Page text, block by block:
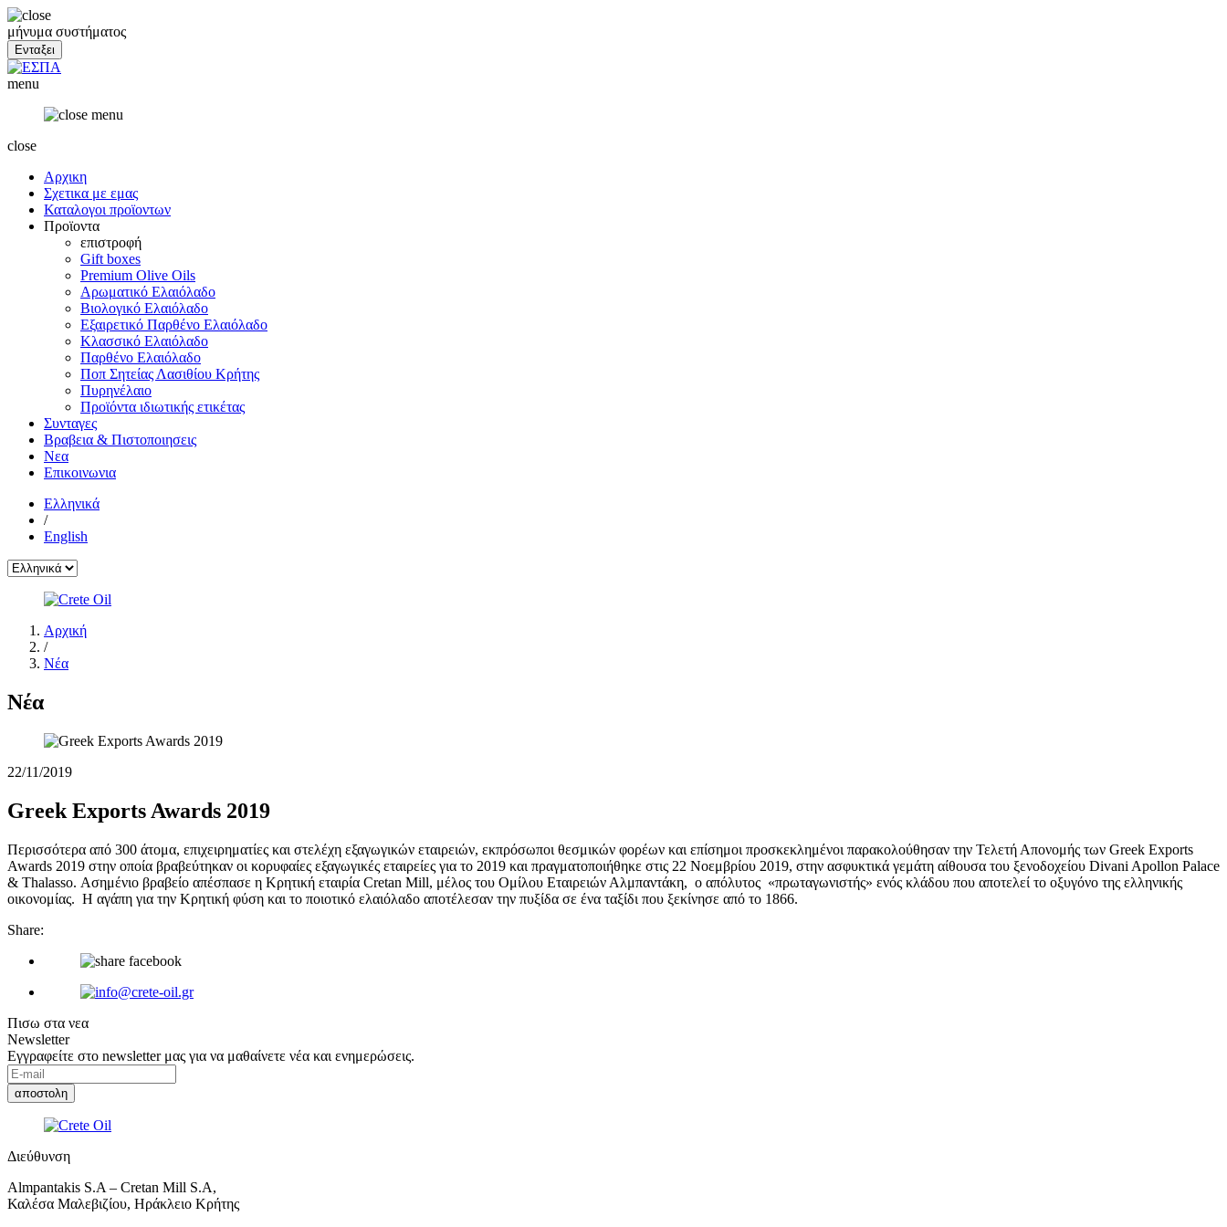
μήνυμα συστήματος
menu
close
Αρχικη
Σχετικα με εμας
Καταλογοι προϊοντων
Προϊοντα
επιστροφή
Gift boxes
Premium Olive Oils
Αρωματικό Ελαιόλαδο
Βιολογικό Ελαιόλαδο
Εξαιρετικό Παρθένο Ελαιόλαδο
Κλασσικό Ελαιόλαδο
Παρθένο Ελαιόλαδο
Ποπ Σητείας Λασιθίου Κρήτης
Πυρηνέλαιο
Προϊόντα ιδιωτικής ετικέτας
Συνταγες
Βραβεια & Πιστοποιησεις
Νεα
Επικοινωνια
Ελληνικά
/
English
Αρχική
/
Νέα
Νέα
22/11/2019
Greek Exports Awards 2019
Περισσότερα από 300 άτομα, επιχειρηματίες και στελέχη εξαγωγικών εταιρειών, εκπρόσωποι θεσμικών φορέων και επίσημοι προσκεκλημένοι παρακολούθησαν την Τελετή Απονομής των Greek Exports
Awards 2019 στην οποία βραβεύτηκαν οι κορυφαίες εξαγωγικές εταιρείες για το 2019 και πραγματοποιήθηκε στις 22 Νοεμβρίου 2019, στην ασφυκτικά γεμάτη αίθουσα του ξενοδοχείου Divani Apollon Palace
& Thalasso. Ασημένιο βραβείο απέσπασε η Κρητική εταιρία Cretan Mill, μέλος του Ομίλου Εταιρειών Αλμπαντάκη, ο απόλυτος «πρωταγωνιστής» ενός κλάδου που αποτελεί το οξυγόνο της ελληνικής
οικονομίας. Η αγάπη για την Κρητική φύση και το ποιοτικό ελαιόλαδο αποτέλεσαν την πυξίδα σε ένα ταξίδι που ξεκίνησε από το 1866.
Share:
Πισω στα νεα
Newsletter
Εγγραφείτε στο newsletter μας για να μαθαίνετε νέα και ενημερώσεις.
Διεύθυνση
Almpantakis S.A – Cretan Mill S.A,
Καλέσα Μαλεβιζίου, Ηράκλειο Κρήτης